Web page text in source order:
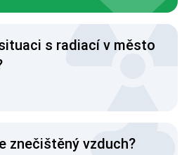
s radiací v město
znečištěný vzduch?